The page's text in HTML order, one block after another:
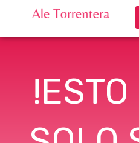
contenido